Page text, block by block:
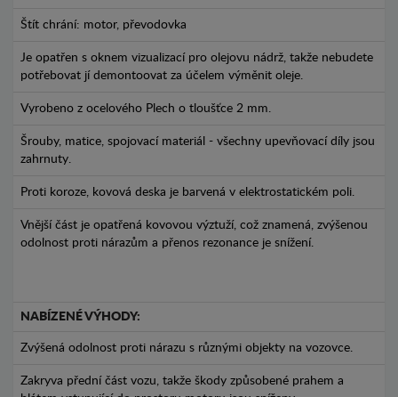
Štít chrání: motor, převodovka
Je opatřen s oknem vizualizací pro olejovu nádrž, takže nebudete
potřebovat jí demontoovat za účelem výměnit oleje.
Vyrobeno z ocelového Plech o tloušťce 2 mm.
Šrouby, matice, spojovací materiál - všechny upevňovací díly jsou
zahrnuty.
Proti koroze, kovová deska je barvená v elektrostatickém poli.
Vnější část je opatřená kovovou výztuží, což znamená, zvýšenou
odolnost proti nárazům a přenos rezonance je snížení.
NABÍZENÉ VÝHODY:
Zvýšená odolnost proti nárazu s různými objekty na vozovce.
Zakryva přední část vozu, takže škody způsobené prahem a